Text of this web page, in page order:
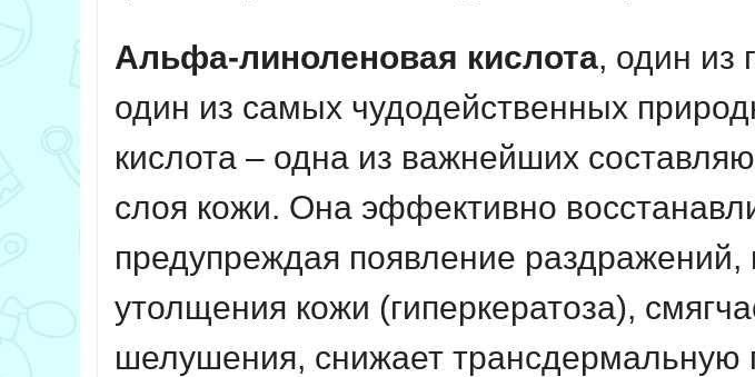
Альфа-линоленовая кислота, один из
один из самых чудодейственных
кислота – одна из важнейших
слоя кожи. Она эффективно
предупреждая появление раздражений,
утолщения кожи (гиперкератоза),
шелушения, снижает трансдермальную